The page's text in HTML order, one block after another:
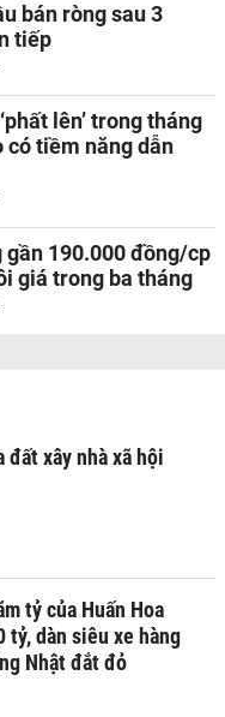
bán ròng sau 3
tiếp
lên’ trong tháng
có tiềm năng dẫn
gần 190.000 đồng/cp
giá trong ba tháng
đất xây nhà xã hội
tỷ của Huấn Hoa
tỷ, dàn siêu xe hàng
Nhật đắt đỏ